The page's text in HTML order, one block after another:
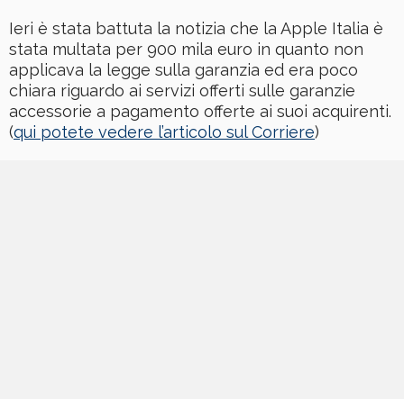
Ieri è stata battuta la notizia che la Apple Italia è
stata multata per 900 mila euro in quanto non
applicava la legge sulla garanzia ed era poco
chiara riguardo ai servizi offerti sulle garanzie
accessorie a pagamento offerte ai suoi acquirenti.
(qui potete vedere l’articolo sul Corriere)